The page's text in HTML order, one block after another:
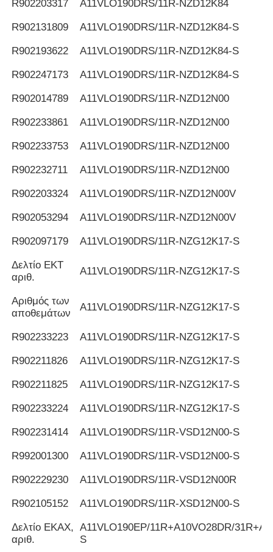
R902203317 Α11VLO190DRS/11R-NZD12K84
R902131809 Α11VLO190DRS/11R-NZD12K84-S
R902193622 Α11VLO190DRS/11R-NZD12K84-S
R902247173 Α11VLO190DRS/11R-NZD12K84-S
R902014789 Α11VLO190DRS/11R-NZD12N00
R902233861 Α11VLO190DRS/11R-NZD12N00
R902233753 Α11VLO190DRS/11R-NZD12N00
R902232711 Α11VLO190DRS/11R-NZD12N00
R902203324 Α11VLO190DRS/11R-NZD12N00V
R902053294 Α11VLO190DRS/11R-NZD12N00V
R902097179 Α11VLO190DRS/11R-NZG12K17-S
Δελτίο ΕΚΤ
αριθ.
Α11VLO190DRS/11R-NZG12K17-S
Αριθμός των
αποθεμάτων
Α11VLO190DRS/11R-NZG12K17-S
R902233223 Α11VLO190DRS/11R-NZG12K17-S
R902211826 Α11VLO190DRS/11R-NZG12K17-S
R902211825 Α11VLO190DRS/11R-NZG12K17-S
R902233224 Α11VLO190DRS/11R-NZG12K17-S
R902231414 Α11VLO190DRS/11R-VSD12N00-S
R992001300 Α11VLO190DRS/11R-VSD12N00-S
R902229230 Α11VLO190DRS/11R-VSD12N00R
R902105152 Α11VLO190DRS/11R-XSD12N00-S
Δελτίο ΕΚΑΧ,
αριθ.
Α11VLO190EP/11R+A10VO28DR/
S